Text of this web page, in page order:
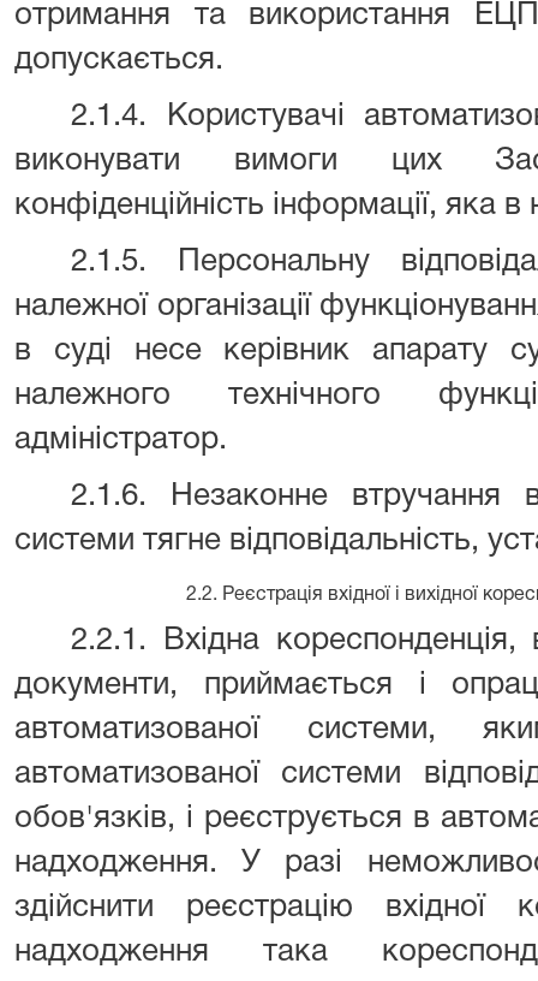
отримання та використання
допускається.
2.1.4. Користувачі
виконувати вимоги цих
конфіденційність інформації, яка в
2.1.5. Персональну
належної організації
в суді несе керівник апарату
належного технічного
адміністратор.
2.1.6. Незаконне втручання
системи тягне відповідальність,
2.2. Реєстрація вхідної і вихідної
2.2.1. Вхідна кореспонденція,
документи, приймається і
автоматизованої системи,
автоматизованої системи
обов'язків, і реєструється в
надходження. У разі
здійснити реєстрацію вхідної
надходження така